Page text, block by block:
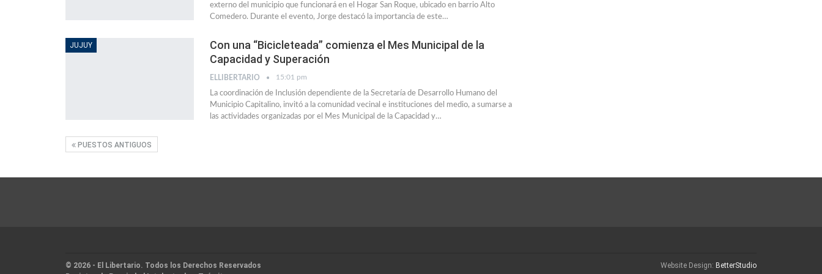
externo del municipio que funcionará en el Hogar San Roque, ubicado en barrio Alto
Comedero. Durante el evento, Jorge destacó la importancia de este…
JUJUY
Con una “Bicicleteada” comienza el Mes Municipal de la
Capacidad y Superación
ELLIBERTARIO 15:01 pm
La coordinación de Inclusión dependiente de la Secretaría de Desarrollo Humano del
Municipio Capitalino, invitó a la comunidad vecinal e instituciones del medio, a sumarse a
las actividades organizadas por el Mes Municipal de la Capacidad y…
PUESTOS ANTIGUOS
© 2026 - El Libertario. Todos los Derechos Reservados
Website Design: BetterStudio